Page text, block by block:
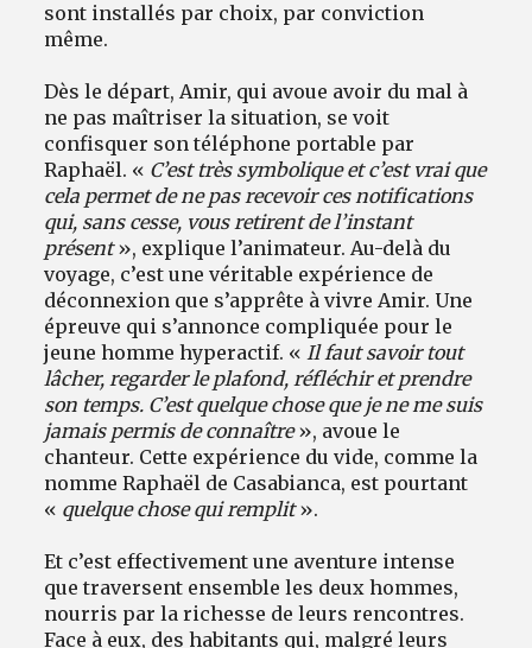
sont installés par choix, par conviction
même.
Dès le départ, Amir, qui avoue avoir du mal à
ne pas maîtriser la situation, se voit
confisquer son téléphone portable par
Raphaël. « C’est très symbolique et c’est vrai que
cela permet de ne pas recevoir ces notifications
qui, sans cesse, vous retirent de l’instant
présent», explique l’animateur. Au-delà du
voyage, c’est une véritable expérience de
déconnexion que s’apprête à vivre Amir. Une
épreuve qui s’annonce compliquée pour le
jeune homme hyperactif. «Il faut savoir tout
lâcher, regarder le plafond, réfléchir et prendre
son temps. C’est quelque chose que je ne me suis
jamais permis de connaître», avoue le
chanteur. Cette expérience du vide, comme la
nomme Raphaël de Casabianca, est pourtant
« quelque chose qui remplit».
Et c’est effectivement une aventure intense
que traversent ensemble les deux hommes,
nourris par la richesse de leurs rencontres.
Face à eux, des habitants qui, malgré leurs